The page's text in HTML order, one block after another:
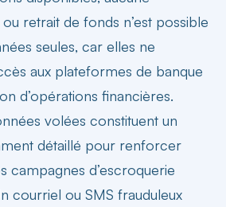
retrait de fonds n’est possible
seules, car elles ne
aux plateformes de banque
d’opérations financières.
volées constituent un
détaillé pour renforcer
campagnes d’escroquerie
courriel ou SMS frauduleux